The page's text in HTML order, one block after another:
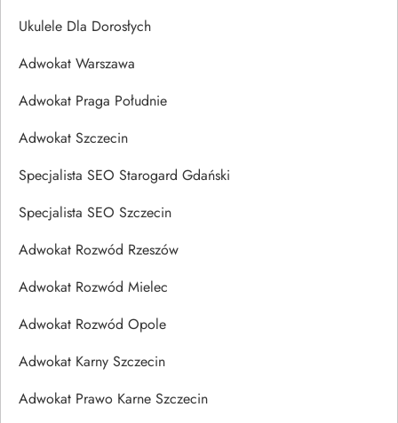
Ukulele Dla Dorosłych
Adwokat Warszawa
Adwokat Praga Południe
Adwokat Szczecin
Specjalista SEO Starogard Gdański
Specjalista SEO Szczecin
Adwokat Rozwód Rzeszów
Adwokat Rozwód Mielec
Adwokat Rozwód Opole
Adwokat Karny Szczecin
Adwokat Prawo Karne Szczecin